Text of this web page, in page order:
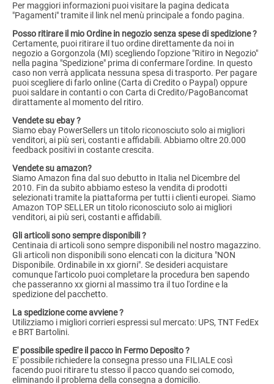
Per maggiori informazioni puoi visitare la pagina dedicata
"Pagamenti" tramite il link nel menù principale a fondo pagina.
Posso ritirare il mio Ordine in negozio senza spese di spedizione ?
Certamente, puoi ritirare il tuo ordine direttamente da noi in
negozio a Gorgonzola (MI) scegliendo l'opzione "Ritiro in Negozio"
nella pagina "Spedizione" prima di confermare l'ordine. In questo
caso non verrà applicata nessuna spesa di trasporto. Per pagare
puoi scegliere di farlo online (Carta di Credito o Paypal) oppure
puoi saldare in contanti o con Carta di Credito/PagoBancomat
dirattamente al momento del ritiro.
Vendete su ebay ?
Siamo ebay PowerSellers un titolo riconosciuto solo ai migliori
venditori, ai più seri, costanti e affidabili. Abbiamo oltre 20.000
feedback positivi in costante crescita.
Vendete su amazon?
Siamo Amazon fina dal suo debutto in Italia nel Dicembre del
2010. Fin da subito abbiamo esteso la vendita di prodotti
selezionati tramite la piattaforma per tutti i clienti europei. Siamo
Amazon TOP SELLER un titolo riconosciuto solo ai migliori
venditori, ai più seri, costanti e affidabili.
Gli articoli sono sempre disponibili ?
Centinaia di articoli sono sempre disponibili nel nostro magazzino.
Gli articoli non disponibili sono elencati con la dicitura "NON
Disponibile. Ordinabile in xx giorni". Se desideri acquistare
comunque l'articolo puoi completare la procedura ben sapendo
che passeranno xx giorni al massimo tra il tuo l'ordine e la
spedizione del pacchetto.
La spedizione come avviene ?
Utilizziamo i migliori corrieri espressi sul mercato: UPS, TNT FedEx
e BRT Bartolini.
E' possibile spedire il pacco in Fermo Deposito ?
E' possibile richiedere la consegna presso una FILIALE così
facendo puoi ritirare tu stesso il pacco quando sei comodo,
eliminando il problema della consegna a domicilio.